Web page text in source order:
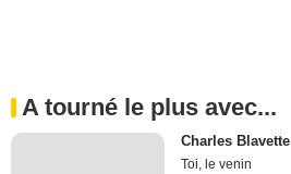
A tourné le plus avec...
Charles Blavette
Toi, le venin